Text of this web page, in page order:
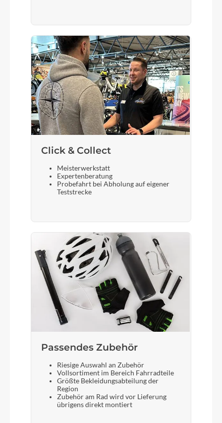
Click & Collect
Meisterwerkstatt
Expertenberatung
Probefahrt bei Abholung auf eigener
Teststrecke
Passendes Zubehör
Riesige Auswahl an Zubehör
Vollsortiment im Bereich Fahrradteile
Größte Bekleidungsabteilung der
Region
Zubehör am Rad wird vor Lieferung
übrigens direkt montiert